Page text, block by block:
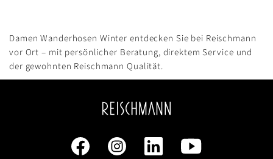
Damen Wanderhosen Winter entdecken Sie bei Reischmann
vor Ort – mit persönlicher Beratung, direktem Service und
der gewohnten Reischmann Qualität.